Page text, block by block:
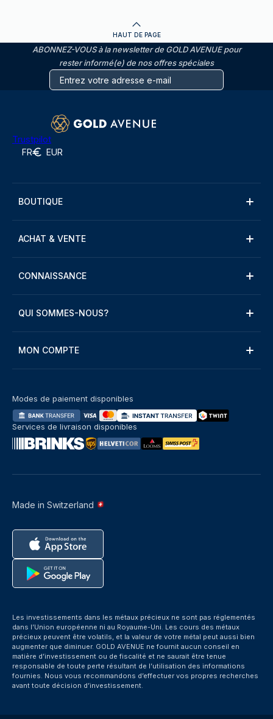
HAUT DE PAGE
ABONNEZ-VOUS à la newsletter de GOLD AVENUE pour
rester informé(e) de nos offres spéciales
Trustpilot
FR EUR
BOUTIQUE
ACHAT & VENTE
CONNAISSANCE
QUI SOMMES-NOUS?
MON COMPTE
Made in Switzerland
Modes de paiement disponibles
Services de livraison disponibles
Les investissements dans les métaux précieux ne sont pas réglementés
dans l’Union européenne ni au Royaume-Uni. Les cours des métaux
précieux peuvent être volatils, et la valeur de votre métal peut aussi bien
augmenter que diminuer. GOLD AVENUE ne fournit aucun conseil en
matière d’investissement ou de fiscalité et ne saurait être tenue
responsable de toute perte résultant de l’utilisation des informations
fournies. Nous vous recommandons d’effectuer vos propres recherches
avant toute décision d’investissement.